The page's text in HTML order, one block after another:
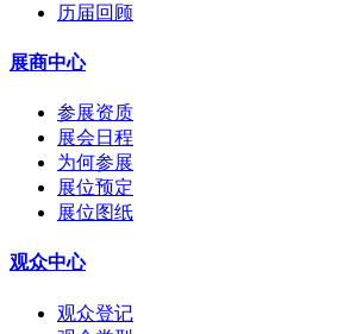
历届回顾
展商中心
参展资质
展会日程
为何参展
展位预定
展位图纸
观众中心
观众登记